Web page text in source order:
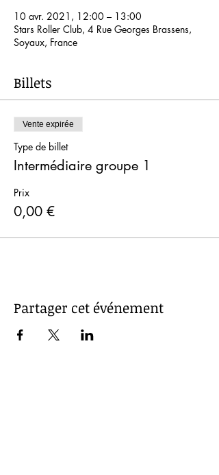
10 avr. 2021, 12:00 – 13:00
Stars Roller Club, 4 Rue Georges Brassens,
Soyaux, France
Billets
Vente expirée
Type de billet
Intermédiaire groupe 1
Prix
0,00 €
Partager cet événement